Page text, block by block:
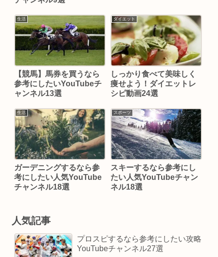
生活
【競馬】馬券を買うなら
参考にしたいYouTubeチ
ャンネル13選
ダイエット
しっかり食べて美味しく
痩せよう！ダイエットレ
シピ動画24選
生活
ガーデニングするなら参
考にしたい人気YouTube
チャンネル18選
スポーツ
スキーするなら参考にし
たい人気YouTubeチャン
ネル18選
人気記事
プロスピするなら参考にしたい攻略
YouTubeチャンネル27選